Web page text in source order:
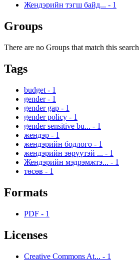
Жендэрийн тэгш байд... - 1
Groups
There are no Groups that match this search
Tags
budget - 1
gender - 1
gender gap - 1
gender policy - 1
gender sensitive bu... - 1
жендэр - 1
жендэрийн бодлого - 1
жендэрийн зөрүүтэй ... - 1
Жендэрийн мэдрэмжтэ... - 1
төсөв - 1
Formats
PDF - 1
Licenses
Creative Commons At... - 1